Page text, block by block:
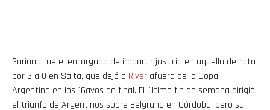
Gariano fue el encargado de impartir justicia en aquella derrota
por 3 a 0 en Salta, que dejó a River afuera de la Copa
Argentina en los 16avos de final. El último fin de semana dirigió
el triunfo de Argentinos sobre Belgrano en Córdoba, pero su